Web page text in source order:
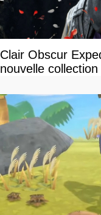
Clair Obscur
nouvelle collection